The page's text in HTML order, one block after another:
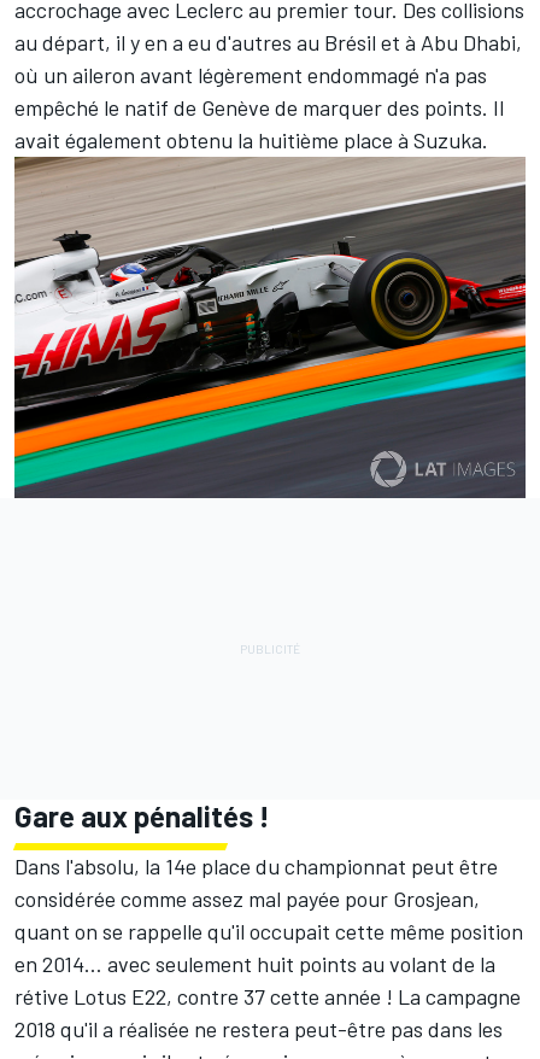
accrochage avec Leclerc au premier tour. Des collisions
au départ, il y en a eu d'autres au Brésil et à Abu Dhabi,
où un aileron avant légèrement endommagé n'a pas
empêché le natif de Genève de marquer des points. Il
avait également obtenu la huitième place à Suzuka.
Gare aux pénalités !
Dans l'absolu, la 14e place du championnat peut être
considérée comme assez mal payée pour Grosjean,
quant on se rappelle qu'il occupait cette même position
en 2014… avec seulement huit points au volant de la
rétive Lotus E22, contre 37 cette année ! La campagne
2018 qu'il a réalisée ne restera peut-être pas dans les